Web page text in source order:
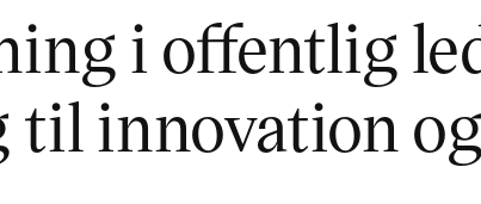
i offentlig
til innovation og